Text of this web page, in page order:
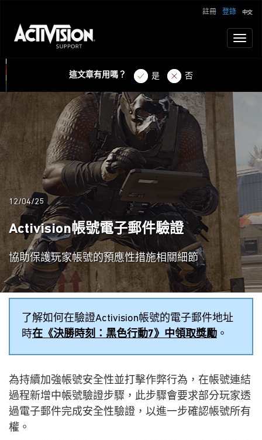
登錄
註冊
這文章有用嗎？ 是 否
12/04/25
Activision帳號電子郵件驗證
協助保護玩家帳號的預應性措施相關細節
了解如何在驗證Activision帳號的電子郵件地址
時在《決勝時刻：黑色行動7》中領取獎勵 。
為持續加強帳號安全性並打擊作弊行為，在帳號連結
過程新增中帳號驗證步驟，此步驟會要求部分玩家透
過電子郵件完成安全性驗證，以進一步確認帳號所有
權。